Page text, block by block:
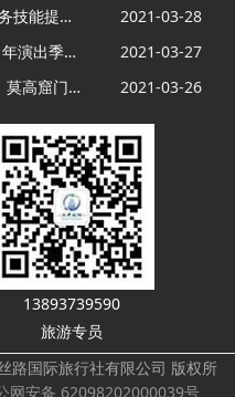
敦煌市文化旅游行业职业道德和服务技能提升导游专项培训成功举办
2021-03-28
关于大型情景剧《丝路花雨》2021年演出季开演的通知
2021-03-27
4月起，敦煌市进入夏季旅游模式，莫高窟门票价格调整
2021-03-26
13893739590
旅游专员
路国际旅行社有限公司 版权所
网安备 62098202000039号